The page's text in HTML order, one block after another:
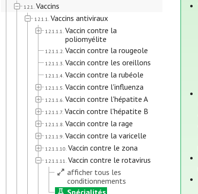
12.1. Vaccins
12.1.1. Vaccins antiviraux
12.1.1.1. Vaccin contre la
poliomyélite
12.1.1.2. Vaccin contre la rougeole
12.1.1.3. Vaccin contre les oreillons
12.1.1.4. Vaccin contre la rubéole
12.1.1.5. Vaccin contre l'influenza
12.1.1.6. Vaccin contre l'hépatite A
12.1.1.7. Vaccin contre l'hépatite B
12.1.1.8. Vaccin contre la rage
12.1.1.9. Vaccin contre la varicelle
12.1.1.10. Vaccin contre le zona
12.1.1.11. Vaccin contre le rotavirus
afficher tous les
conditionnements
Spécialités